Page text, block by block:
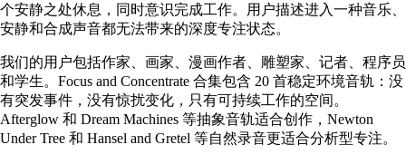
个安静之处休息，同时意识完成工作。用户描述进入一种音乐、
安静和合成声音都无法带来的深度专注状态。
我们的用户包括作家、画家、漫画作者、雕塑家、记者、程序员
和学生。Focus and Concentrate 合集包含 20 首稳定环境音轨：没
有突发事件，没有惊扰变化，只有可持续工作的空间。
Afterglow 和 Dream Machines 等抽象音轨适合创作，Newton
Under Tree 和 Hansel and Gretel 等自然录音更适合分析型专注。